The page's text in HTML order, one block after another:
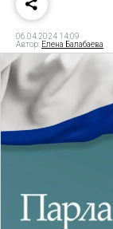
06.04.2024 14:09
Автор: Елена Балабаева